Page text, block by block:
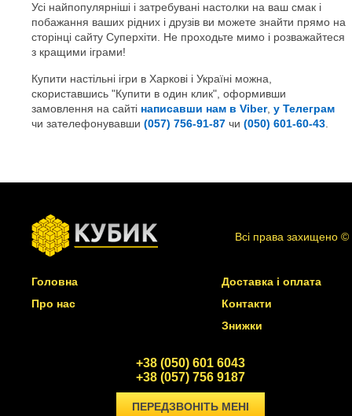
Усі найпопулярніші і затребувані настолки на ваш смак і
побажання ваших рідних і друзів ви можете знайти прямо на
сторінці сайту Суперхіти. Не проходьте мимо і розважайтеся
з кращими іграми!
Купити настільні ігри в Харкові і Україні можна,
скориставшись "Купити в один клик", оформивши
замовлення на сайті написавши нам в Viber, у Телеграм
чи зателефонувавши (057) 756-91-87 чи (050) 601-60-43.
Всі права захищено ©
Головна
Про нас
Доставка і оплата
Контакти
Знижки
+38 (050) 601 6043
+38 (057) 756 9187
ПЕРЕДЗВОНІТЬ МЕНІ